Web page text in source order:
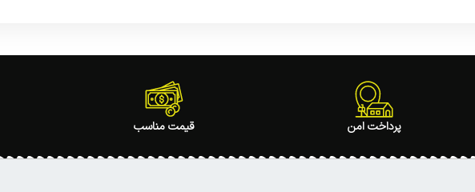
پرداخت امن قیمت مناسب